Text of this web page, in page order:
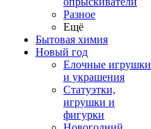
Разное
Ещё
Бытовая химия
Новый год
Елочные игрушки
и украшения
Статуэтки,
игрушки и
фигурки